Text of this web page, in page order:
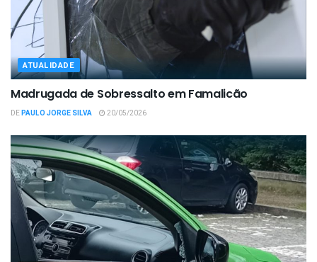
ATUALIDADE
Madrugada de Sobressalto em Famalicão
DEPAULO JORGE SILVA 20/05/2026